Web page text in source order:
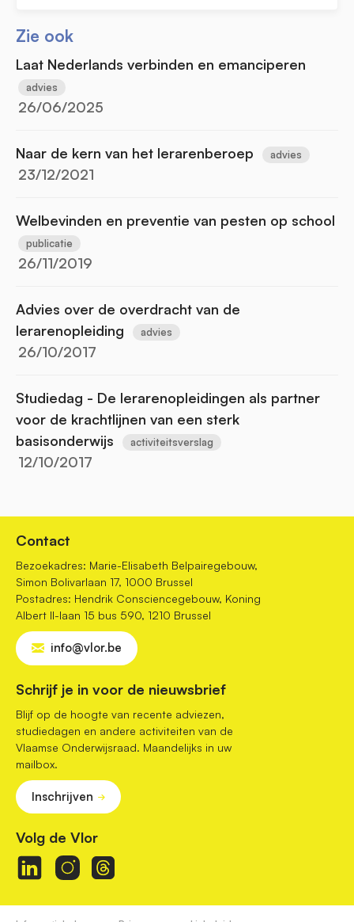
Zie ook
Laat Nederlands verbinden en emanciperen
advies
26/06/2025
Naar de kern van het lerarenberoep advies
23/12/2021
Welbevinden en preventie van pesten op school
publicatie
26/11/2019
Advies over de overdracht van de
lerarenopleiding
advies
26/10/2017
Studiedag - De lerarenopleidingen als partner
voor de krachtlijnen van een sterk
basisonderwijs
activiteitsverslag
12/10/2017
Contact
Bezoekadres: Marie-Elisabeth Belpairegebouw,
Simon Bolivarlaan 17, 1000 Brussel
Postadres: Hendrik Consciencegebouw, Koning
Albert II-laan 15 bus 590, 1210 Brussel
info@vlor.be
Schrijf je in voor de nieuwsbrief
Blijf op de hoogte van recente adviezen,
studiedagen en andere activiteiten van de
Vlaamse Onderwijsraad. Maandelijks in uw
mailbox.
Inschrijven
Volg de Vlor